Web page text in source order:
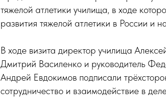
тяжелой атлетики училища, в ходе
развития тяжелой атлетики в России и
В ходе визита директор училища
Дмитрий Василенко и руководитель
Андрей Евдокимов подписали
сотрудничество и взаимодействие в